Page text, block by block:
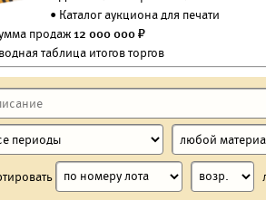
• Каталог аукциона для печати
продаж12 000 000 ₽
таблица итогов торгов